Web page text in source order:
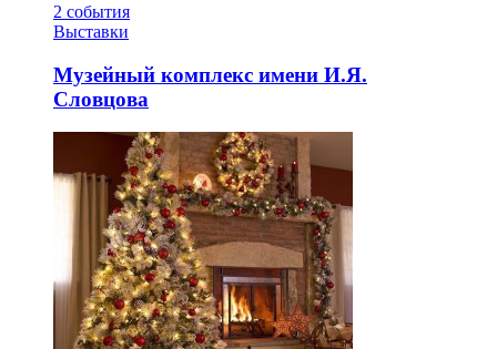
2 события
Выставки
Музейный комплекс имени И.Я.
Словцова